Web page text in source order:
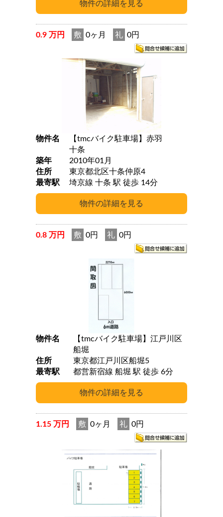
0.9 万円 敷 0ヶ月 礼 0円
物件名
【tmcバイク駐車場】赤羽
十条
築年
2010年01月
住所
東京都北区十条仲原4
最寄駅
埼京線 十条 駅 徒歩 14分
0.8 万円 敷 0円 礼 0円
物件名
【tmcバイク駐車場】江戸川区
船堀
住所
東京都江戸川区船堀5
最寄駅
都営新宿線 船堀 駅 徒歩 6分
1.15 万円 敷 0ヶ月 礼 0円